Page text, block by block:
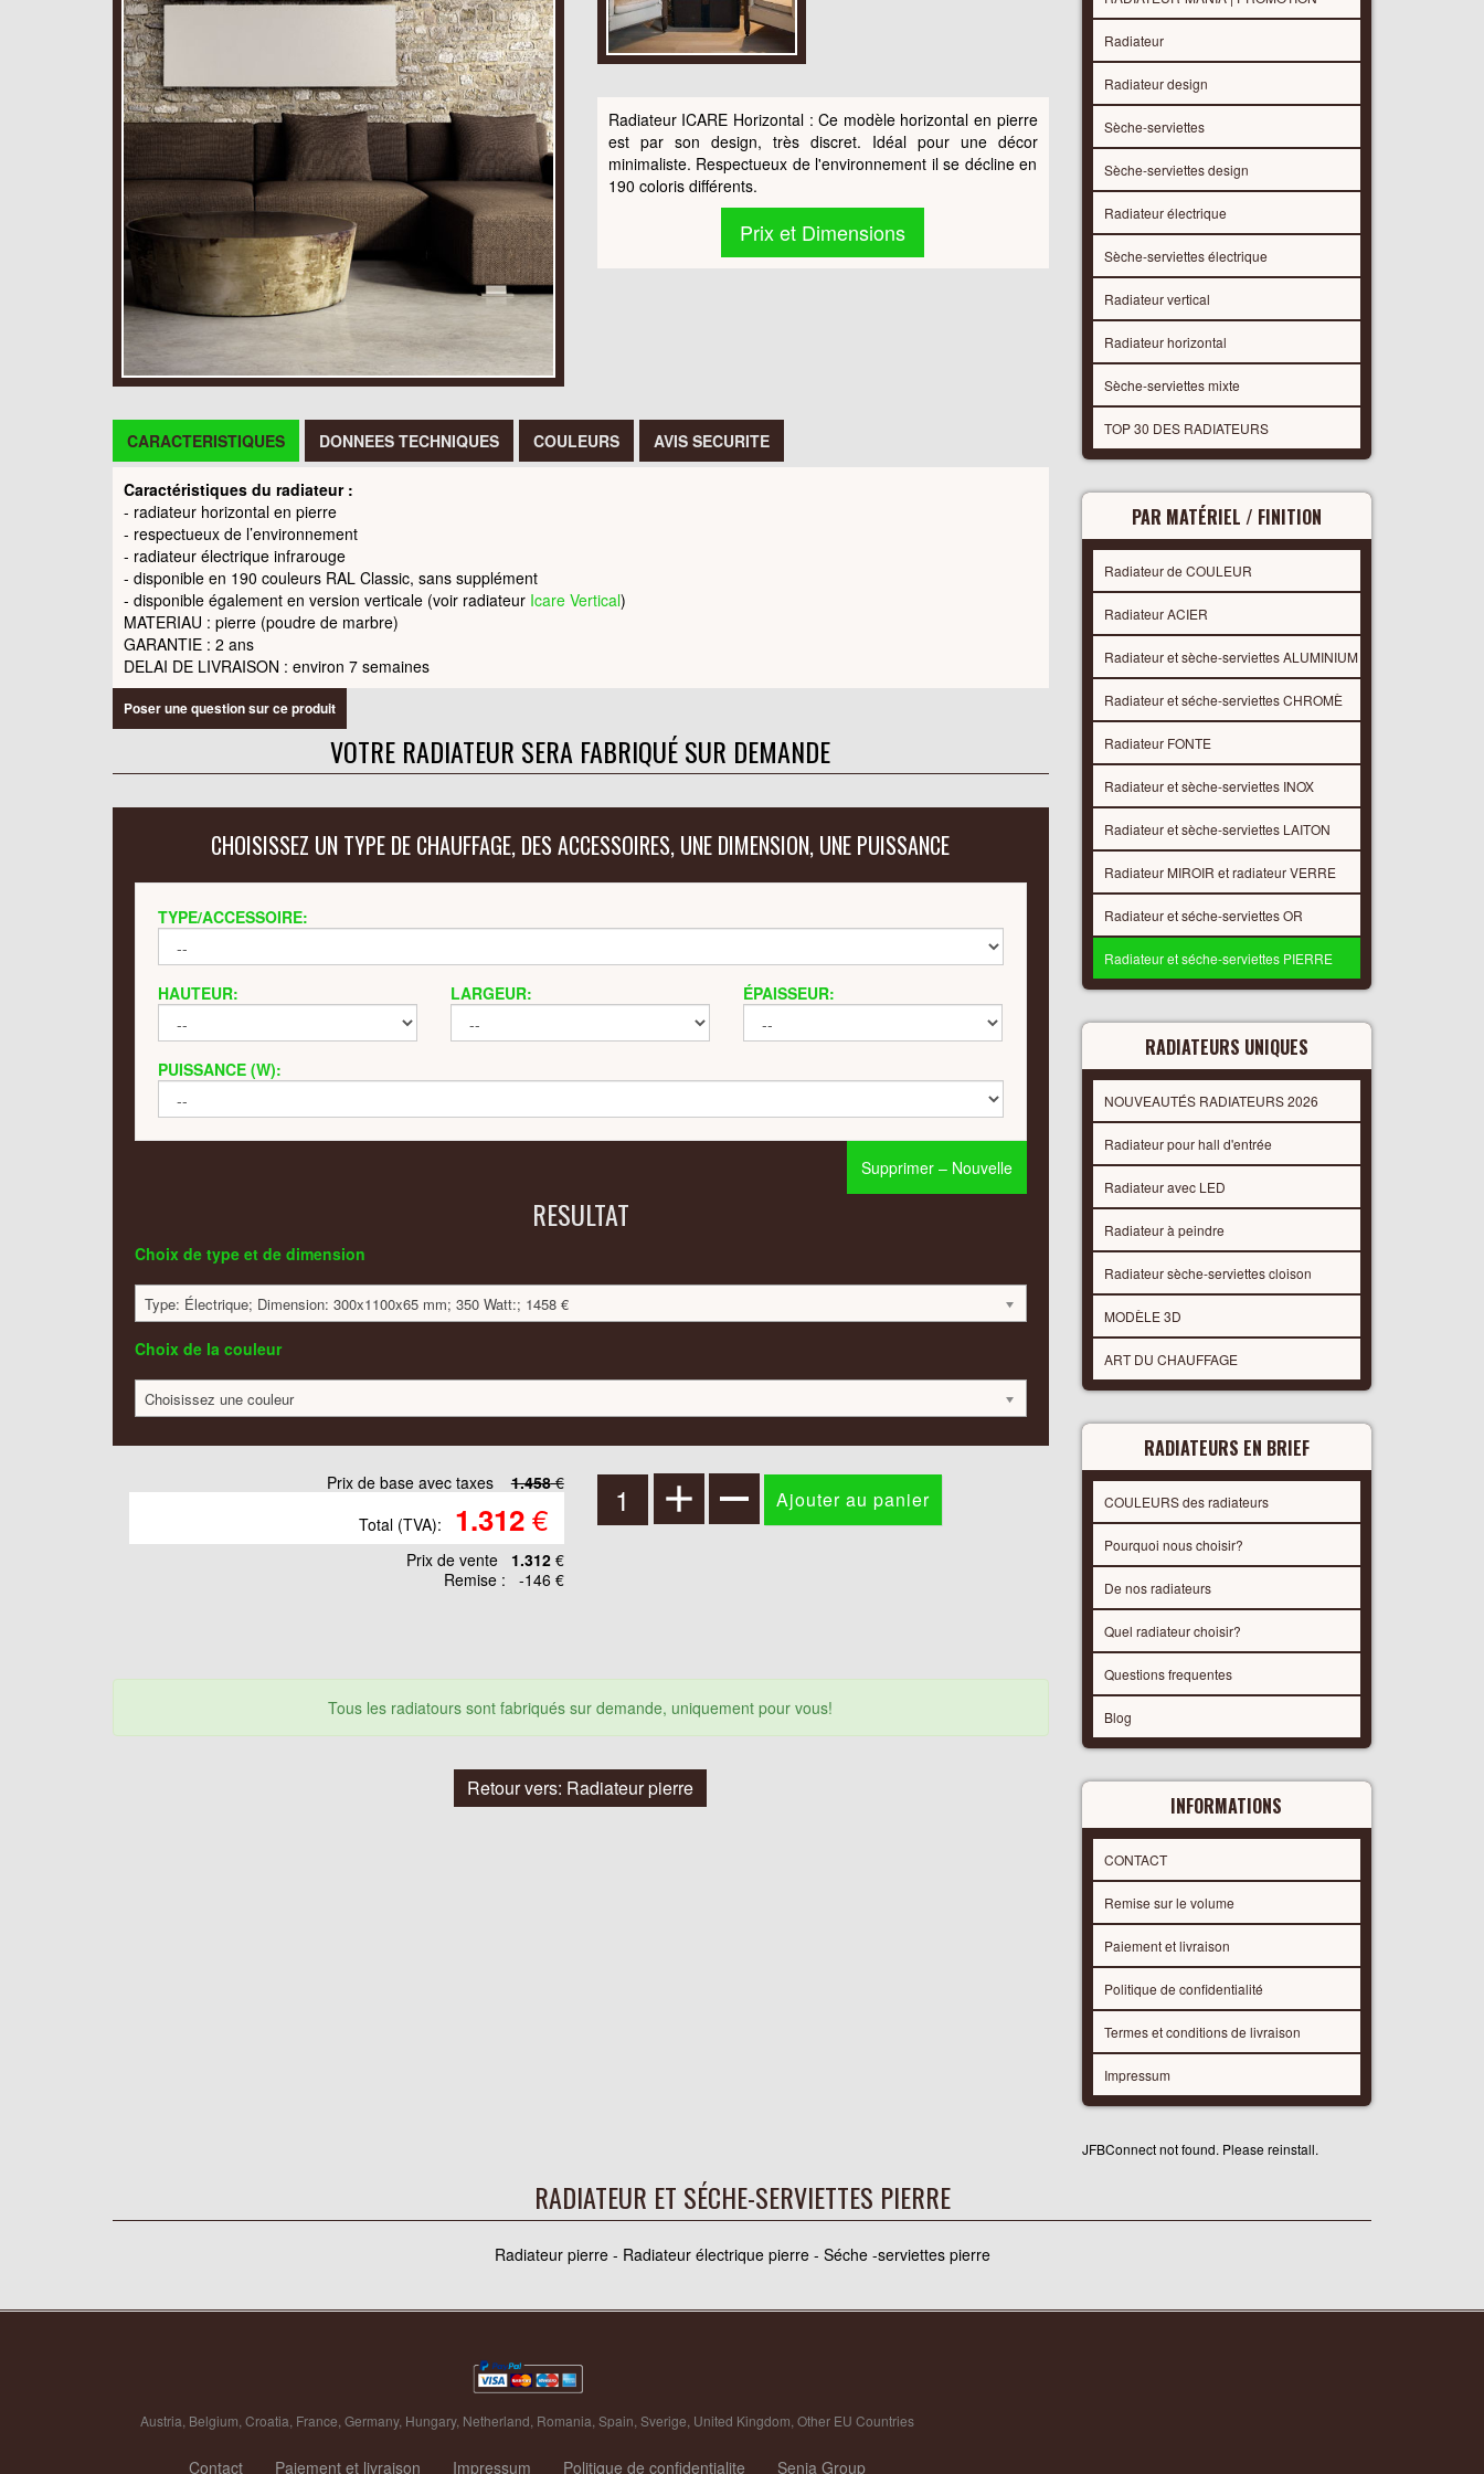
Radiateur ICARE Horizontal : Ce modèle horizontal en pierre
est par son design, très discret. Idéal pour une décor
minimaliste. Respectueux de l'environnement il se décline en
190 coloris différents.
Prix et Dimensions
CARACTERISTIQUES DONNEES TECHNIQUES COULEURS AVIS SECURITE
Caractéristiques du radiateur :
- radiateur horizontal en pierre
- respectueux de l’environnement
- radiateur électrique infrarouge
- disponible en 190 couleurs RAL Classic, sans supplément
- disponible également en version verticale (voir radiateur Icare Vertical)
MATERIAU : pierre (poudre de marbre)
GARANTIE : 2 ans
DELAI DE LIVRAISON : environ 7 semaines
Poser une question sur ce produit
VOTRE RADIATEUR SERA FABRIQUÉ SUR DEMANDE
CHOISISSEZ UN TYPE DE CHAUFFAGE, DES ACCESSOIRES, UNE DIMENSION, UNE PUISSANCE
TYPE/ACCESSOIRE:
HAUTEUR: LARGEUR: ÉPAISSEUR:
PUISSANCE (W):
Supprimer – Nouvelle
RESULTAT
Choix de type et de dimension
Type: Électrique; Dimension: 300x1100x65 mm; 350 Watt:; 1458 €
Choix de la couleur
Choisissez une couleur
Prix de base avec taxes 1.458€
Total (TVA):
1.312€
Prix ​​de vente 1.312€
Remise :
-146 €
Tous les radiatours sont fabriqués sur demande, uniquement pour vous!
Retour vers: Radiateur pierre
Radiateur
Radiateur design
Sèche-serviettes
Sèche-serviettes design
Radiateur électrique
Sèche-serviettes électrique
Radiateur vertical
Radiateur horizontal
Sèche-serviettes mixte
TOP 30 DES RADIATEURS
PAR MATÉRIEL / FINITION
Radiateur de COULEUR
Radiateur ACIER
Radiateur et sèche-serviettes ALUMINIUM
Radiateur et séche-serviettes CHROMÈ
Radiateur FONTE
Radiateur et sèche-serviettes INOX
Radiateur et sèche-serviettes LAITON
Radiateur MIROIR et radiateur VERRE
Radiateur et séche-serviettes OR
Radiateur et séche-serviettes PIERRE
RADIATEURS UNIQUES
NOUVEAUTÉS RADIATEURS 2026
Radiateur pour hall d'entrée
Radiateur avec LED
Radiateur à peindre
Radiateur sèche-serviettes cloison
MODÈLE 3D
ART DU CHAUFFAGE
RADIATEURS EN BRIEF
COULEURS des radiateurs
Pourquoi nous choisir?
De nos radiateurs
Quel radiateur choisir?
Questions frequentes
Blog
INFORMATIONS
CONTACT
Remise sur le volume
Paiement et livraison
Politique de confidentialité
Termes et conditions de livraison
Impressum
JFBConnect not found. Please reinstall.
RADIATEUR ET SÉCHE-SERVIETTES PIERRE
Radiateur pierre - Radiateur électrique pierre - Séche -serviettes pierre
Austria, Belgium,Croatia, France,Germany, Hungary, Netherland, Romania,Spain,Sverige, United Kingdom,Other EU Countries
Contact Paiement et livraison Impressum Politique de confidentialite Senia Group